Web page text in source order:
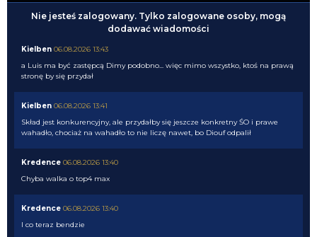
Nie jesteś zalogowany. Tylko zalogowane osoby, mogą
dodawać wiadomości
Kielben 06.08.2026 13:43
a Luis ma być zastępcą Dimy podobno... więc mimo wszystko, ktoś na prawą
stronę by się przydał
Kielben 06.08.2026 13:41
Skład jest konkurencyjny, ale przydałby się jeszcze konkretny ŚO i prawe
wahadło, chociaż na wahadło to nie liczę nawet, bo Diouf odpalił
Kredence 06.08.2026 13:40
Chyba walka o top4 max
Kredence 06.08.2026 13:40
I co teraz bendzie